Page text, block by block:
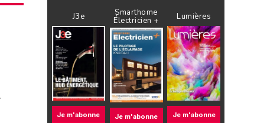
J3e
Je m'abonne
Smarthome
Électricien +
Je m'abonne
Lumières
Je m'abonne